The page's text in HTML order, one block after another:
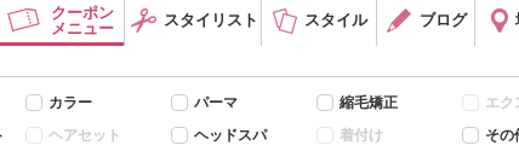
クーポン
メニュー
スタイリスト スタイル ブログ
カラー パーマ 縮毛矯正
エク
ヘアセット ヘッドスパ 着付け その